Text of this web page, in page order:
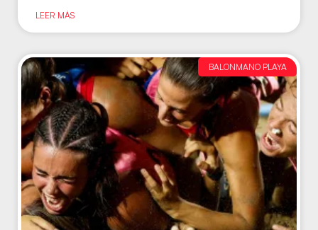
LEER MÁS
BALONMANO PLAYA